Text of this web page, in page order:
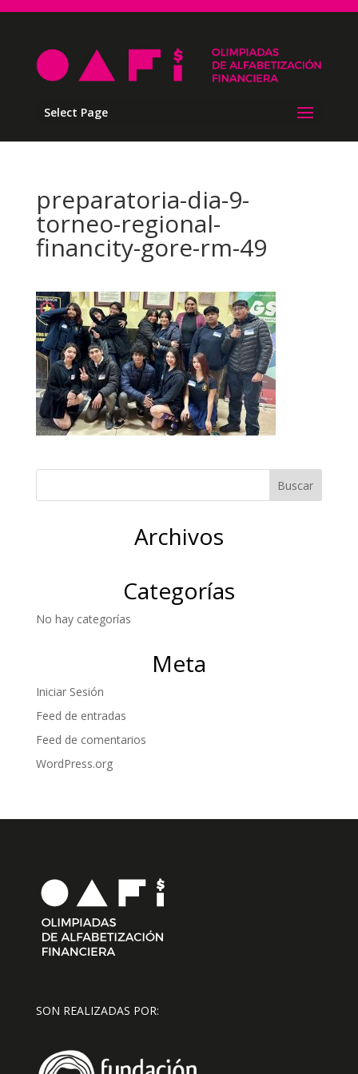
Select Page
preparatoria-dia-9-
torneo-regional-
financity-gore-rm-49
Archivos
Categorías
No hay categorías
Meta
Iniciar Sesión
Feed de entradas
Feed de comentarios
WordPress.org
SON REALIZADAS POR: